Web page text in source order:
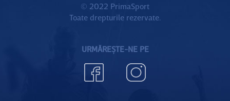
© 2022 PrimaSport
Toate drepturile rezervate.
URMĂREȘTE-NE PE